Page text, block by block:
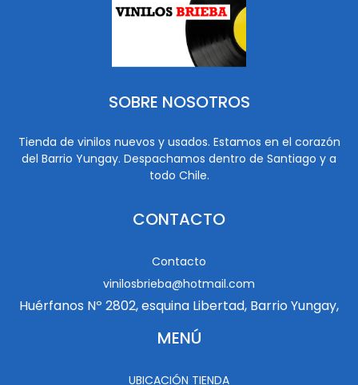
SOBRE NOSOTROS
Tienda de vinilos nuevos y usados. Estamos en el corazón
del Barrio Yungay. Despachamos dentro de Santiago y a
todo Chile.
CONTACTO
Contacto
vinilosbrieba@hotmail.com
Huérfanos Nº 2802, esquina Libertad, Barrio Yungay,
MENÚ
UBICACIÓN TIENDA